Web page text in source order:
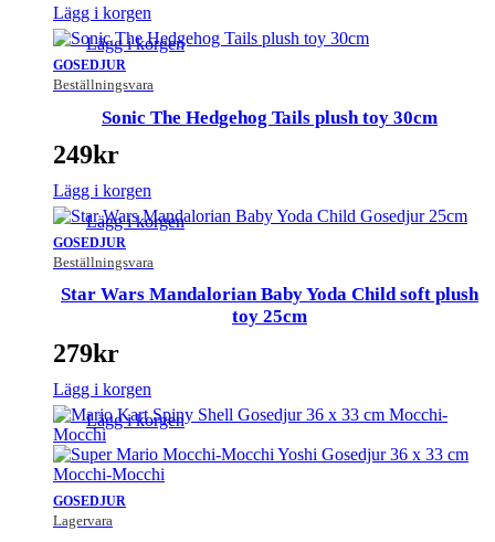
Lägg i korgen
GOSEDJUR
Beställningsvara
Lägg i korgen
Sonic The Hedgehog Tails plush toy 30cm
249kr
Lägg i korgen
GOSEDJUR
Beställningsvara
Lägg i korgen
Star Wars Mandalorian Baby Yoda Child soft plush
toy 25cm
279kr
Lägg i korgen
GOSEDJUR
Lagervara
Lägg i korgen